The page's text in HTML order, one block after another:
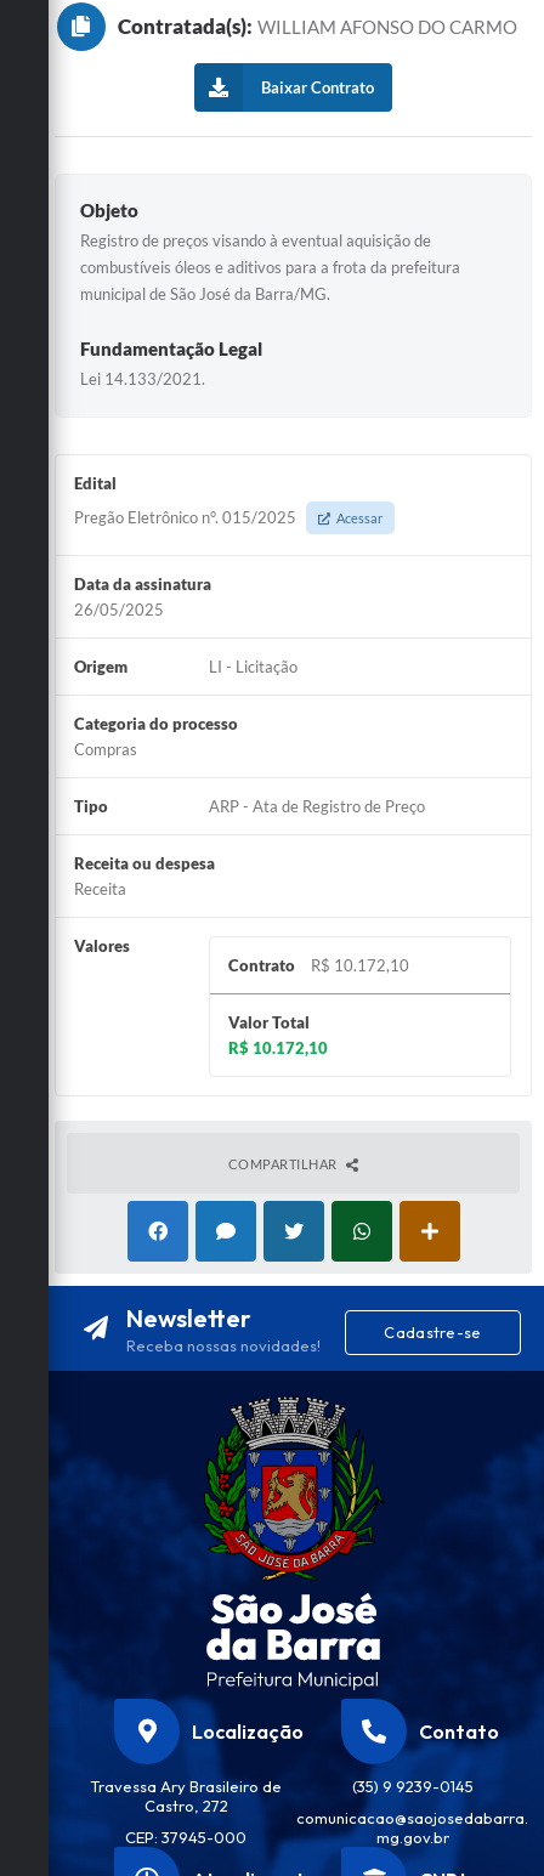
Contratada(s): WILLIAM AFONSO DO CARMO
Baixar Contrato
Objeto
Registro de preços visando à eventual aquisição de
combustíveis óleos e aditivos para a frota da prefeitura
municipal de São José da Barra/MG.
Fundamentação Legal
Lei 14.133/2021.
Edital
Pregão Eletrônico n°. 015/2025
Acessar
Data da assinatura
26/05/2025
Origem LI - Licitação
Categoria do processo
Compras
Tipo ARP - Ata de Registro de Preço
Receita ou despesa
Receita
Valores
Contrato
R$ 10.172,10
Valor Total
R$ 10.172,10
COMPARTILHAR
Newsletter
Receba nossas novidades!
Cadastre-se
Localização
Travessa Ary Brasileiro de
Castro, 272
CEP: 37945-000
Contato
(35) 9 9239-0145
comunicacao@saojosedabarra.
mg.gov.br